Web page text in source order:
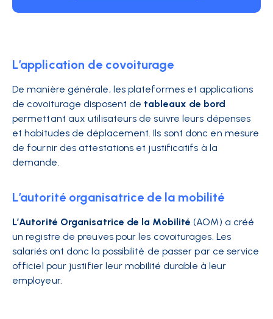
L’application de covoiturage
De manière générale, les plateformes et applications
de covoiturage disposent de tableaux de bord
permettant aux utilisateurs de suivre leurs dépenses
et habitudes de déplacement. Ils sont donc en mesure
de fournir des attestations et justificatifs à la
demande.
L’autorité organisatrice de la mobilité
L’Autorité Organisatrice de la Mobilité(AOM) a créé
un registre de preuves pour les covoiturages. Les
salariés ont donc la possibilité de passer par ce service
officiel pour justifier leur mobilité durable à leur
employeur.